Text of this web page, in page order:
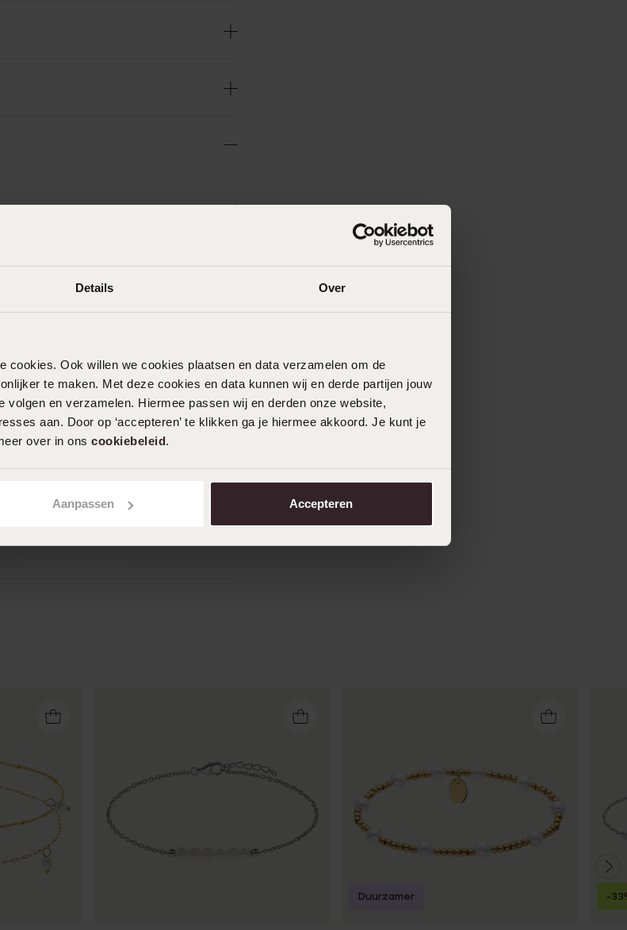
Details Over
cookies. Ook willen we cookies plaatsen en data verzamelen om de
te maken. Met deze cookies en data kunnen wij en derde partijen jouw
volgen en verzamelen. Hiermee passen wij en derden onze website,
aan. Door op ‘accepteren’ te klikken ga je hiermee akkoord. Je kunt je
over in ons cookiebeleid.
Aanpassen Accepteren
die goed te combineren
Duurzamer -